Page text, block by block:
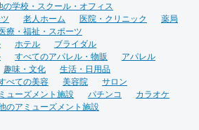
の学校・スクール・オフィス
老人ホーム 医院・クリニック
薬局
療・福祉・スポーツ
ホテル
ブライダル
すべてのアパレル・物販
アパレル
趣味・文化
生活・日用品
べての美容 美容院
サロン
ューズメント施設 パチンコ
カラオケ
のアミューズメント施設